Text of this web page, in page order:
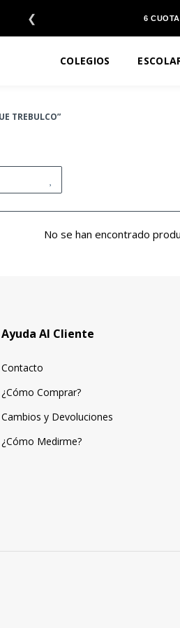
❮ 6
COLEGIOS
TREBULCO”
No se han encontrado
Ayuda Al Cliente
Contacto
¿Cómo Comprar?
Cambios y Devoluciones
¿Cómo Medirme?